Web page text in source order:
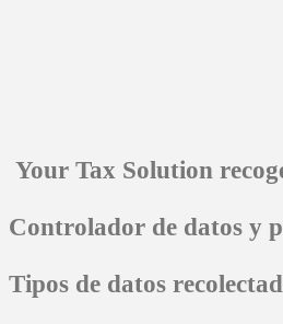
Your Tax Solution
Controlador de datos y
Tipos de datos